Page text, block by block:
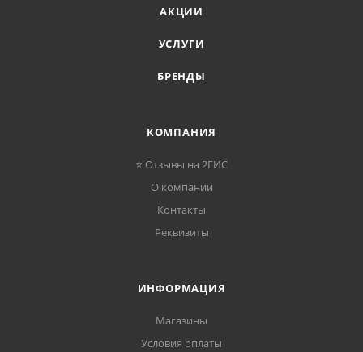
АКЦИИ
УСЛУГИ
БРЕНДЫ
КОМПАНИЯ
⭐ Отзывы на 2ГИС
О компании
Контакты
Реквизиты
ИНФОРМАЦИЯ
Магазины
Условия оплаты